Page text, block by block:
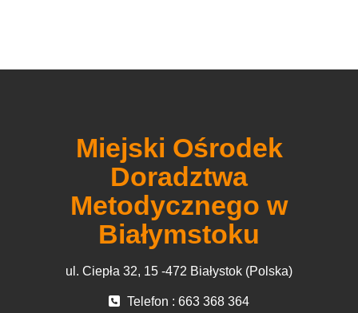
Miejski Ośrodek
Doradztwa
Metodycznego w
Białymstoku
ul. Ciepła 32, 15 -472 Białystok (Polska)
Telefon : 663 368 364